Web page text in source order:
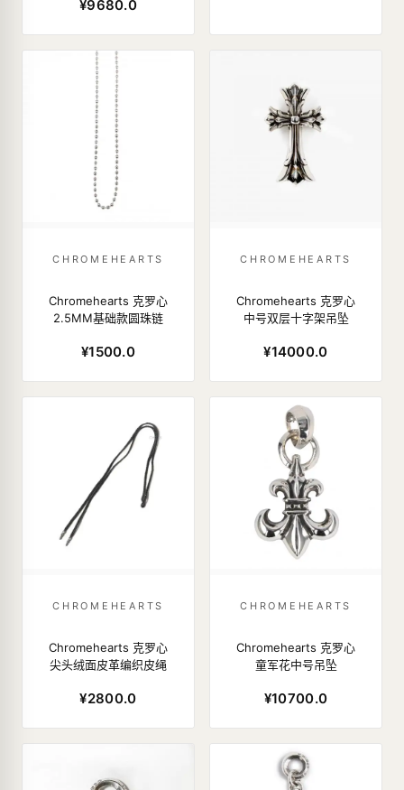
¥9680.0
CHROMEHEARTS
Chromehearts 克罗心
2.5MM基础款圆珠链
¥1500.0
CHROMEHEARTS
Chromehearts 克罗心
中号双层十字架吊坠
¥14000.0
CHROMEHEARTS
Chromehearts 克罗心
尖头绒面皮革编织皮绳
¥2800.0
CHROMEHEARTS
Chromehearts 克罗心
童军花中号吊坠
¥10700.0